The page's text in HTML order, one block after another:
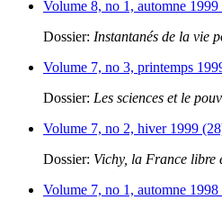
Volume 8, no 1, automne 1999
Dossier: Instantanés de la vie
Volume 7, no 3, printemps
Dossier: Les sciences et le
Volume 7, no 2, hiver 1999
Dossier: Vichy, la France libre
Volume 7, no 1, automne 1998